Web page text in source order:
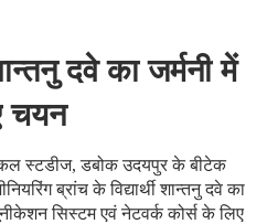
दवे का जर्मनी में
चयन
स्टडीज, डबोक उदयपुर के बीटेक
ब्रांच के विद्यार्थी शान्तनु दवे का
सिस्टम एवं नेटवर्क कोर्स के लिए